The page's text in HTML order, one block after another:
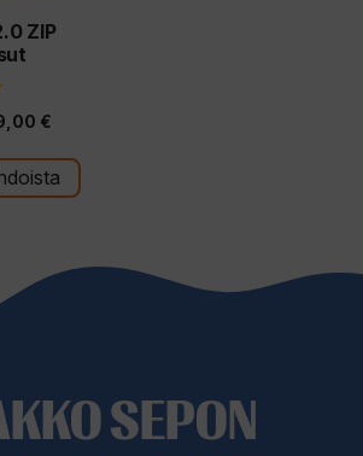
ZIP
€Nykyinen
hinta
on:
SEPON